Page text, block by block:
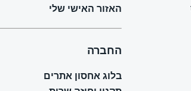
האזור האישי שלי
החברה
בלוג אחסון אתרים